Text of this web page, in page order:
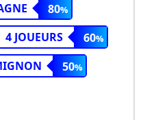
80
4 JOUEURS
60
50